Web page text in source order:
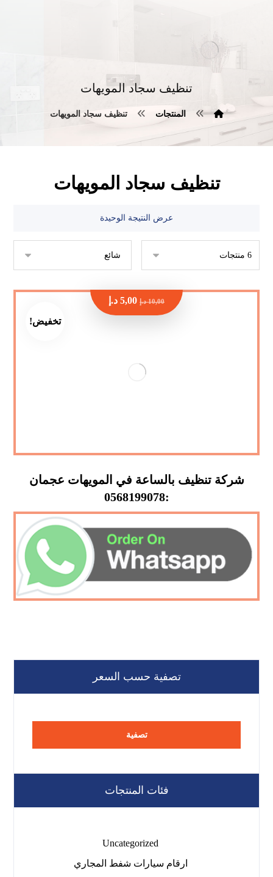
تنظيف سجاد المويهات
المنتجات تنظيف سجاد المويهات
تنظيف سجاد المويهات
عرض النتيجة الوحيدة
تخفيض!
شركة تنظيف بالساعة في المويهات عجمان
:0568199078
10,00 د.إ 5,00 د.إ
تصفية حسب السعر
تصفية
فئات المنتجات
Uncategorized
ارقام سيارات شفط المجاري